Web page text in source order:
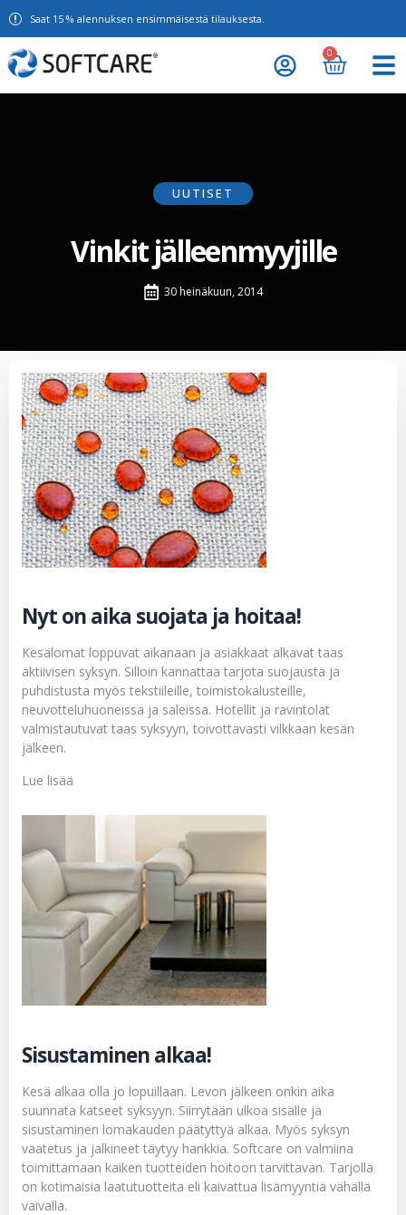
Saat 15 % alennuksen ensimmäisestä tilauksesta.
0
UUTISET
Vinkit jälleenmyyjille
30 heinäkuun, 2014
Nyt on aika suojata ja hoitaa!
Kesälomat loppuvat aikanaan ja asiakkaat alkavat taas
aktiivisen syksyn. Silloin kannattaa tarjota suojausta ja
puhdistusta myös tekstiileille, toimistokalusteille,
neuvotteluhuoneissa ja saleissa. Hotellit ja ravintolat
valmistautuvat taas syksyyn, toivottavasti vilkkaan kesän
jälkeen.
Lue lisää
Sisustaminen alkaa!
Kesä alkaa olla jo lopuillaan. Levon jälkeen onkin aika
suunnata katseet syksyyn. Siirrytään ulkoa sisälle ja
sisustaminen lomakauden päätyttyä alkaa. Myös syksyn
vaatetus ja jalkineet täytyy hankkia. Softcare on valmiina
toimittamaan kaiken tuotteiden hoitoon tarvittavan. Tarjolla
on kotimaisia laatutuotteita eli kaivattua lisämyyntiä vähällä
vaivalla.